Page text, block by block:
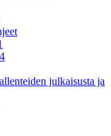
julkaisusta ja